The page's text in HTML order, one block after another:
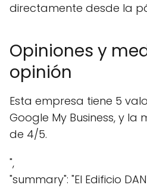
directamente desde la
Opiniones y
opinión
Esta empresa tiene 5
Google My Business, y la
de 4/5.
",
"summary": "El Edificio